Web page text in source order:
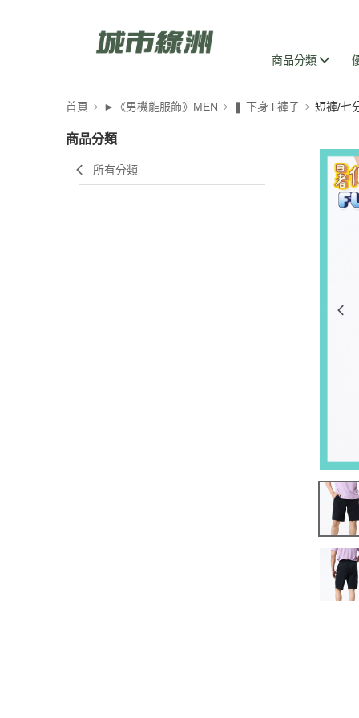
商品分類
首頁 ►《男機能服飾》MEN ❚ 下身 l 褲子 短褲/七
商品分類
所有分類